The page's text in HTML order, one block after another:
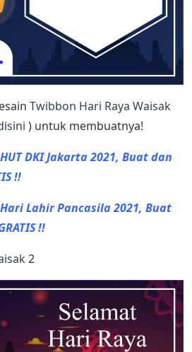
Twibbon Hari Raya Waisak
) untuk membuatnya!
DKI Jakarta 2021, Buat dan
!!
Lahir Pancasila 2021, Buat
!!
2